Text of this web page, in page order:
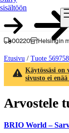
sisältöön
00220 Helsingin
Etusivu / Tuote 569758
Käytössäsi on
sivusto ei
Arvostele
BRIO World –